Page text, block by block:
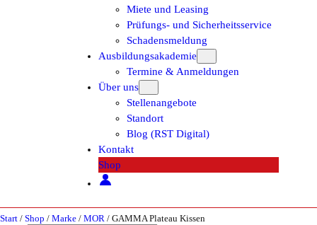
Miete und Leasing
Prüfungs- und Sicherheitsservice
Schadensmeldung
Ausbildungsakademie
Termine & Anmeldungen
Über uns
Stellenangebote
Standort
Blog (RST Digital)
Kontakt
Shop
Start / Shop / Marke / MOR / GAMMA Plateau Kissen